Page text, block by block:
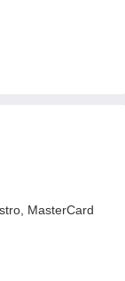
MasterCard